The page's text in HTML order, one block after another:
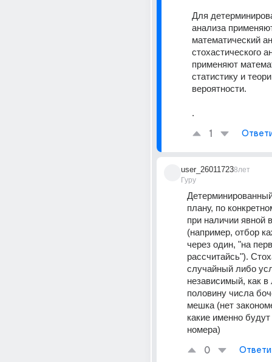
Для
анализа
математический
стохастического
применяют
статистику и
вероятности.
.
1
user_26011723
Гуру
8лет
плану, по
при наличии явной
(например, отбор
через один, "на
рассчитайсь").
случайный либо
независимый, как в
половину числа
мешка (нет
какие именно
номера)
0